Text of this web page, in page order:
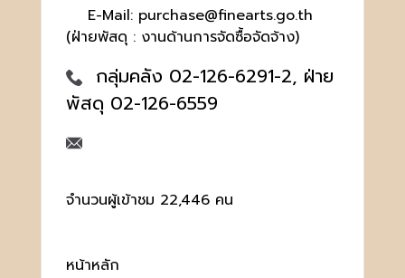
E-Mail: purchase@finearts.go.th
(ฝ่ายพัสดุ : งานด้านการจัดซื้อจัดจ้าง)
กลุ่มคลัง 02-126-6291-2, ฝ่าย
พัสดุ 02-126-6559
จำนวนผู้เข้าชม 22,446 คน
หน้าหลัก